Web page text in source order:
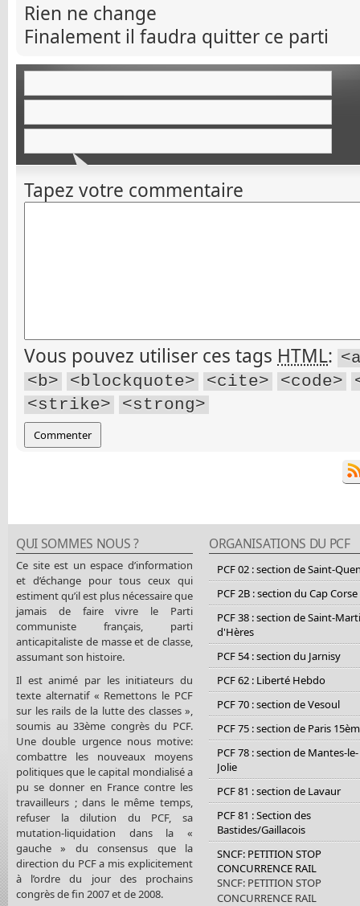
Rien ne change
Finalement il faudra quitter ce parti
Tapez votre commentaire
Vous pouvez utiliser ces tags HTML:
<b>
<blockquote> <cite> <code>
<strike>
<strong>
QUI SOMMES NOUS ?
Ce site est un espace d’information
et d’échange pour tous ceux qui
estiment qu’il est plus nécessaire que
jamais de faire vivre le Parti
communiste français, parti
anticapitaliste de masse et de classe,
assumant son histoire.
Il est animé par les initiateurs du
texte alternatif « Remettons le PCF
sur les rails de la lutte des classes »,
soumis au 33ème congrès du PCF.
Une double urgence nous motive:
combattre les nouveaux moyens
politiques que le capital mondialisé a
pu se donner en France contre les
travailleurs ; dans le même temps,
refuser la dilution du PCF, sa
mutation-liquidation dans la «
gauche » du consensus que la
direction du PCF a mis explicitement
à l’ordre du jour des prochains
congrès de fin 2007 et de 2008.
ORGANISATIONS DU PCF
PCF 02 : section de Saint-
PCF 2B : section du Cap Corse
PCF 38 : section de Saint-
d'Hères
PCF 54 : section du Jarnisy
PCF 62 : Liberté Hebdo
PCF 70 : section de Vesoul
PCF 75 : section de Paris
PCF 78 : section de Mantes-le-
Jolie
PCF 81 : section de Lavaur
PCF 81 : Section des
Bastides/Gaillacois
SNCF: PETITION STOP
CONCURRENCE RAIL
SNCF: PETITION STOP
CONCURRENCE RAIL